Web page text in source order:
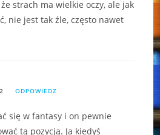
strach ma wielkie oczy, ale jak
nie jest tak źle, często nawet
ODPOWIEDZ
się w fantasy i on pewnie
tą pozycją. Ja kiedyś